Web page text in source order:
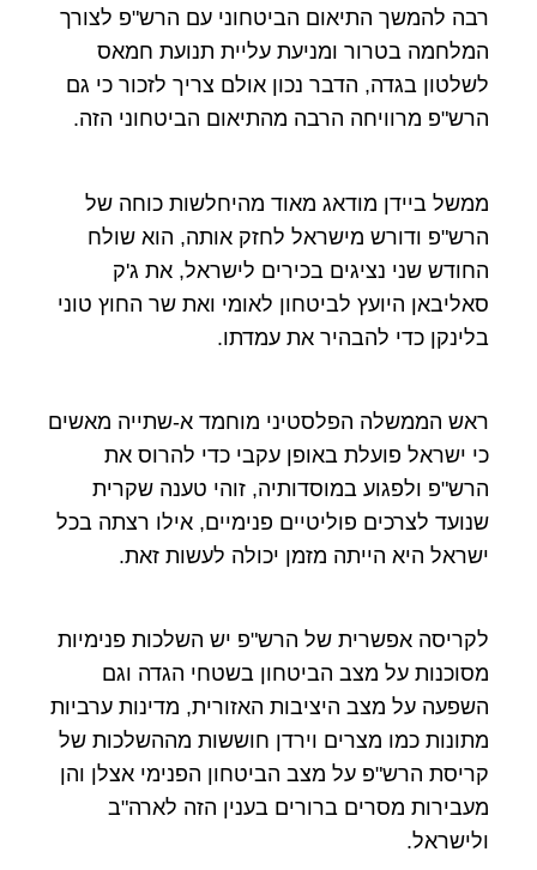
רבה להמשך התיאום הביטחוני עם הרש"פ לצורך
המלחמה בטרור ומניעת עליית תנועת חמאס
לשלטון בגדה, הדבר נכון אולם צריך לזכור כי גם
הרש"פ מרוויחה הרבה מהתיאום הביטחוני הזה.
ממשל ביידן מודאג מאוד מהיחלשות כוחה של
הרש"פ ודורש מישראל לחזק אותה, הוא שולח
החודש שני נציגים בכירים לישראל, את ג'ק
סאליבאן היועץ לביטחון לאומי ואת שר החוץ טוני
בלינקן כדי להבהיר את עמדתו.
ראש הממשלה הפלסטיני מוחמד א-שתייה מאשים
כי ישראל פועלת באופן עקבי כדי להרוס את
הרש"פ ולפגוע במוסדותיה, זוהי טענה שקרית
שנועד לצרכים פוליטיים פנימיים, אילו רצתה בכל
ישראל היא הייתה מזמן יכולה לעשות זאת.
לקריסה אפשרית של הרש"פ יש השלכות פנימיות
מסוכנות על מצב הביטחון בשטחי הגדה וגם
השפעה על מצב היציבות האזורית, מדינות ערביות
מתונות כמו מצרים וירדן חוששות מההשלכות של
קריסת הרש"פ על מצב הביטחון הפנימי אצלן והן
מעבירות מסרים ברורים בענין הזה לארה"ב
ולישראל.